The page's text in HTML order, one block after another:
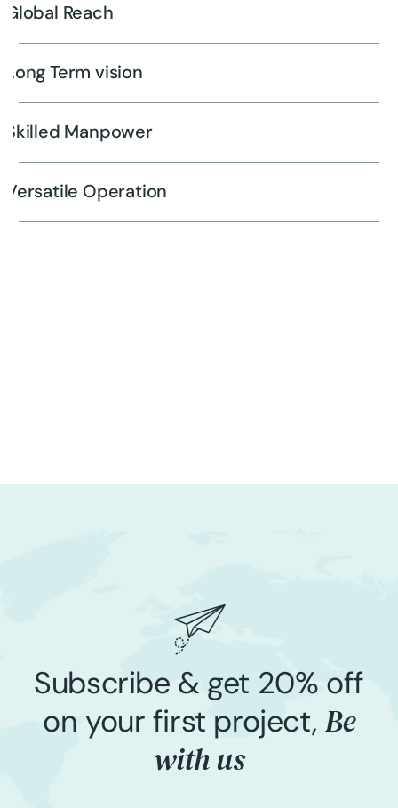
Global Reach
Long Term vision
Skilled Manpower
Versatile Operation
Subscribe & get 20% off
on your first project, Be
with us